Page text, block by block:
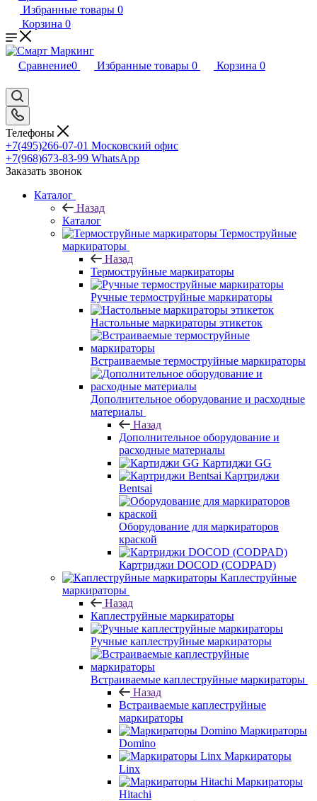
Избранные товары 0
Корзина 0
Сравнение0 Избранные товары 0 Корзина 0
Телефоны
+7(495)266-07-01 Московский офис
+7(968)673-83-99 WhatsApp
Заказать звонок
Каталог
Назад
Каталог
Термоструйные
маркираторы
Назад
Термоструйные маркираторы
Ручные термоструйные маркираторы
Настольные маркираторы этикеток
Встраиваемые термоструйные маркираторы
Дополнительное оборудование и расходные
материалы
Назад
Дополнительное оборудование и
расходные материалы
Картиджи GG
Картриджи
Bentsai
Оборудование для маркираторов
краской
Картриджи DOCOD (CODPAD)
Каплеструйные
маркираторы
Назад
Каплеструйные маркираторы
Ручные каплеструйные маркираторы
Встраиваемые каплеструйные маркираторы
Назад
Встраиваемые каплеструйные
маркираторы
Маркираторы
Domino
Маркираторы
Linx
Маркираторы
Hitachi